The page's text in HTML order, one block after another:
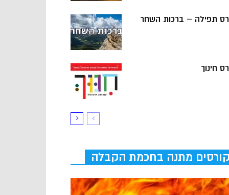
תפילה – ברכות השחר
חינוך
קורסים מתנה בחכמת הקבלה